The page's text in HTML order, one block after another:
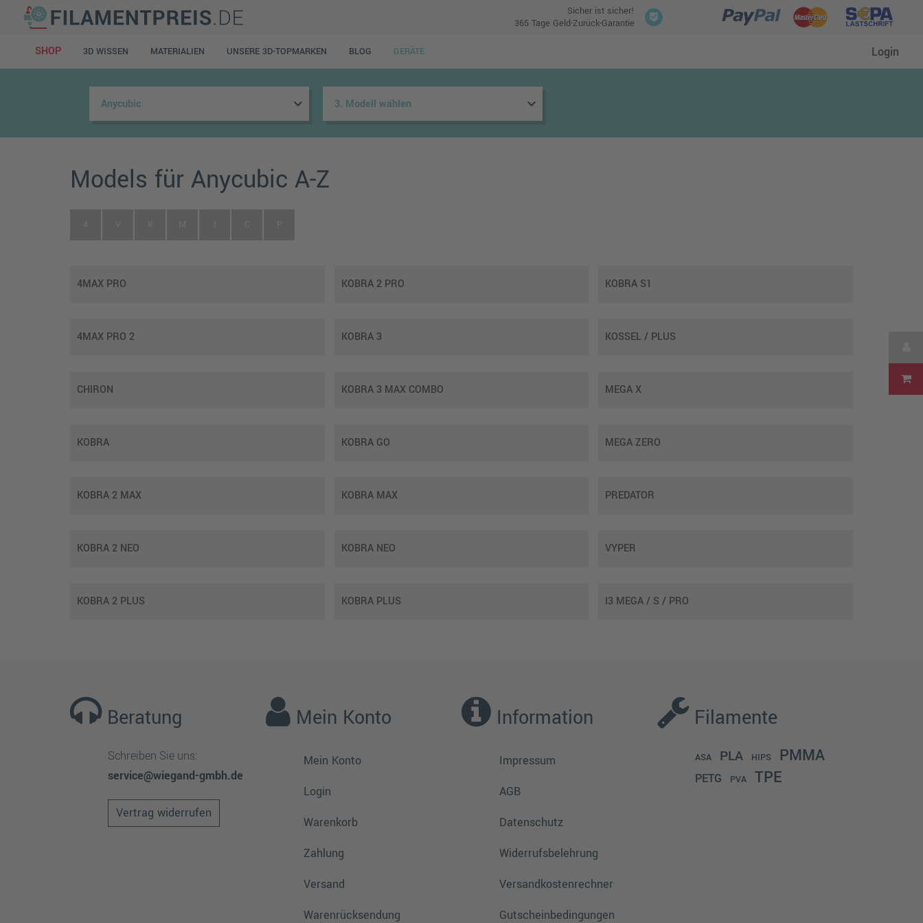
Sicher ist sicher!
365 Tage Geld-Zurück-Garantie
SHOP 3D WISSEN MATERIALIEN UNSERE 3D-TOPMARKEN BLOG GERÄTE Login
keyboard_arrow_down keyboard_arrow_down
Models für Anycubic A-Z
4MAX PRO
4MAX PRO 2
CHIRON
KOBRA
KOBRA 2 MAX
KOBRA 2 NEO
KOBRA 2 PLUS
KOBRA 2 PRO
KOBRA 3
KOBRA 3 MAX COMBO
KOBRA GO
KOBRA MAX
KOBRA NEO
KOBRA PLUS
KOBRA S1
KOSSEL / PLUS
MEGA X
MEGA ZERO
PREDATOR
VYPER
I3 MEGA / S / PRO
Beratung
Schreiben Sie uns:
service@wiegand-gmbh.de
Vertrag widerrufen
Mein Konto
Mein Konto
Login
Warenkorb
Zahlung
Versand
Warenrücksendung
Information
Impressum
AGB
Datenschutz
Widerrufsbelehrung
Versandkostenrechner
Gutscheinbedingungen
Filamente
ASA PLA HIPS PMMA
PETG PVA TPE